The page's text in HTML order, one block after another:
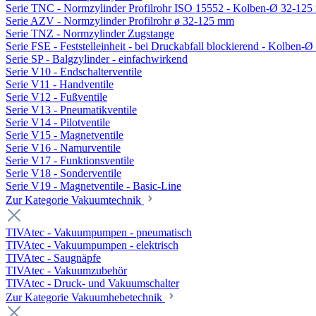
Serie TNC - Normzylinder Profilrohr ISO 15552 - Kolben-Ø 32-125
Serie AZV - Normzylinder Profilrohr ø 32-125 mm
Serie TNZ - Normzylinder Zugstange
Serie FSE - Feststelleinheit - bei Druckabfall blockierend - Kolben-Ø
Serie SP - Balgzylinder - einfachwirkend
Serie V10 - Endschalterventile
Serie V11 - Handventile
Serie V12 - Fußventile
Serie V13 - Pneumatikventile
Serie V14 - Pilotventile
Serie V15 - Magnetventile
Serie V16 - Namurventile
Serie V17 - Funktionsventile
Serie V18 - Sonderventile
Serie V19 - Magnetventile - Basic-Line
Zur Kategorie Vakuumtechnik
TIVAtec - Vakuumpumpen - pneumatisch
TIVAtec - Vakuumpumpen - elektrisch
TIVAtec - Saugnäpfe
TIVAtec - Vakuumzubehör
TIVAtec - Druck- und Vakuumschalter
Zur Kategorie Vakuumhebetechnik